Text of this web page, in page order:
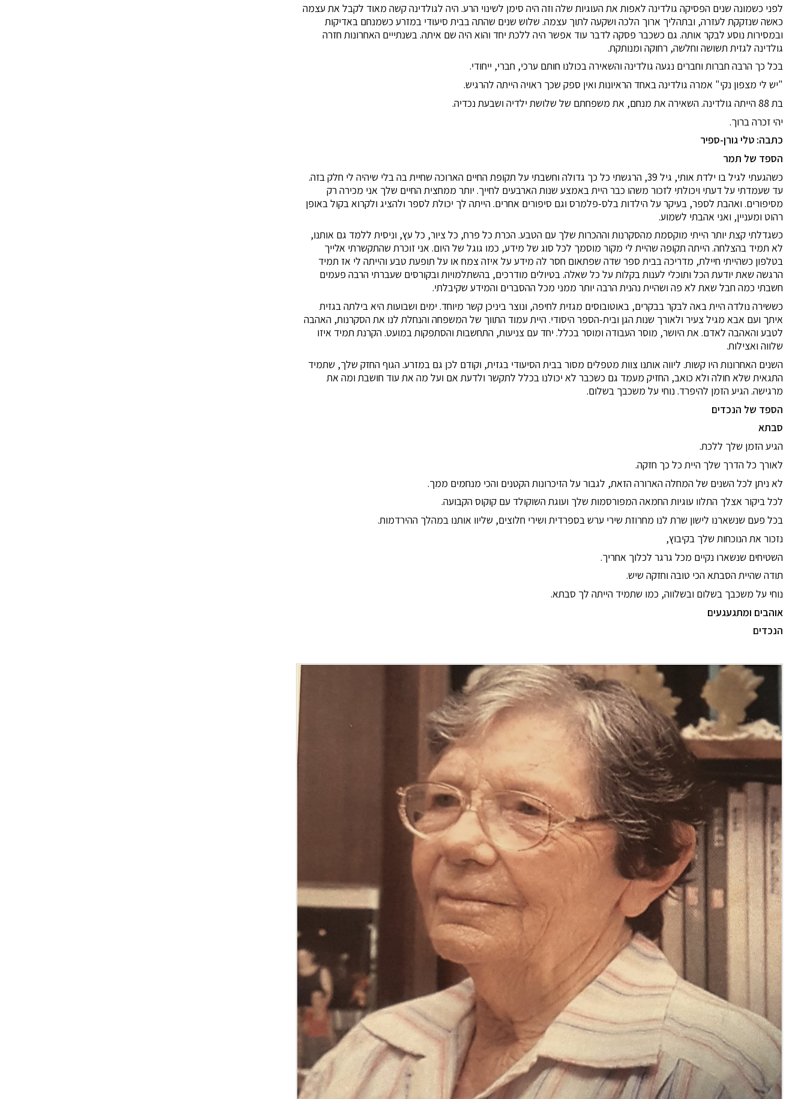
לפני כשמונה שנים הפסיקה גולדינה לאפות את העוגיות שלה וזה היה סימן לשינוי הרע. היה לגולדינה קשה מאוד לקבל את עצמה
כאשה שנזקקת לעזרה, ובתהליך ארוך הלכה ושקעה לתוך עצמה. שלוש שנים שהתה בבית סיעודי במזרע כשמנחם באדיקות
ובמסירות נוסע לבקר אותה. גם כשכבר פסקה לדבר עוד אפשר היה ללכת יחד והוא היה שם איתה. בשנתייים האחרונות חזרה
גולדינה לגזית תשושה וחלשה, רחוקה ומנותקת.
בכל כך הרבה חברות וחברים נגעה גולדינה והשאירה בכולנו חותם ערכי, חברי, ייחודי.
"יש לי מצפון נקי" אמרה גולדינה באחד הראיונות ואין ספק שכך ראויה הייתה להרגיש.
בת 88 הייתה גולדינה. השאירה את מנחם, את משפחתם של שלושת ילדיה ושבעת נכדיה.
יהי זכרה ברוך.
כתבה: טלי גורן-ספיר
הספד של תמר
כשהגעתי לגיל בו ילדת אותי, גיל 39, הרגשתי כל כך גדולה וחשבתי על תקופת החיים הארוכה שחיית בה בלי שיהיה לי חלק בזה.
עד שעמדתי על דעתי ויכולתי לזכור משהו כבר היית באמצע שנות הארבעים לחייך. יותר ממחצית החיים שלך אני מכירה רק
מסיפורים. ואהבת לספר, בעיקר על הילדות בלס-פלמרס וגם סיפורים אחרים. הייתה לך יכולת לספר ולהציג ולקרוא בקול באופן
רהוט ומעניין, ואני אהבתי לשמוע.
כשגדלתי קצת יותר הייתי מוקסמת מהסקרנות וההכרות שלך עם הטבע. הכרת כל פרח, כל ציור, כל עץ, וניסית ללמד גם אותנו,
לא תמיד בהצלחה. הייתה תקופה שהיית לי מקור מוסמך לכל סוג של מידע, כמו גוגל של היום. אני זוכרת שהתקשרתי אלייך
בטלפון כשהייתי חיילת, מדריכה בבית ספר שדה שפתאום חסר לה מידע על איזה צמח או על תופעת טבע והייתה לי אז תמיד
הרגשה שאת יודעת הכל ותוכלי לענות בקלות על כל שאלה. בטיולים מודרכים, בהשתלמויות ובקורסים שעברתי הרבה פעמים
חשבתי כמה חבל שאת לא פה ושהיית נהנית הרבה יותר ממני מכל ההסברים והמידע שקיבלתי.
כששירה נולדה היית באה לבקר בבקרים, באוטובוסים מגזית לחיפה, ונוצר ביניכן קשר מיוחד. ימים ושבועות היא בילתה בגזית
איתך ועם אבא מגיל צעיר ולאורך שנות הגן ובית-הספר היסודי. היית עמוד התווך של המשפחה והנחלת לנו את הסקרנות, האהבה
לטבע והאהבה לאדם. את היושר, מוסר העבודה ומוסר בכלל. יחד עם צניעות, התחשבות והסתפקות במועט. הקרנת תמיד איזו
שלווה ואצילות.
השנים האחרונות היו קשות. ליווה אותנו צוות מטפלים מסור בבית הסיעודי בגזית, וקודם לכן גם במזרע. הגוף החזק שלך, שתמיד
התגאית שלא חולה ולא כואב, החזיק מעמד גם כשכבר לא יכולנו בכלל לתקשר ולדעת אם ועל מה את עוד חושבת ומה את
מרגישה. הגיע הזמן להיפרד. נוחי על משכבך בשלום.
הספד של הנכדים
סבתא
הגיע הזמן שלך ללכת.
לאורך כל הדרך שלך היית כל כך חזקה.
לא ניתן לכל השנים של המחלה הארורה הזאת, לגבור על הזיכרונות הקטנים והכי מנחמים ממך.
לכל ביקור אצלך התלוו עוגיות החמאה המפורסמות שלך ועוגת השוקולד עם קוקוס הקבועה.
בכל פעם שנשארנו לישון שרת לנו מחרוזת שירי ערש בספרדית ושירי חלוצים, שליוו אותנו במהלך ההירדמות.
נזכור את הנוכחות שלך בקיבוץ,
השטיחים שנשארו נקיים מכל גרגר לכלוך אחריך.
תודה שהיית הסבתא הכי טובה וחזקה שיש.
נוחי על משכבך בשלום ובשלווה, כמו שתמיד הייתה לך סבתא.
אוהבים ומתגעגעים
הנכדים